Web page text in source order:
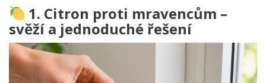
1. Citron proti mravencům –
svěží a jednoduché řešení